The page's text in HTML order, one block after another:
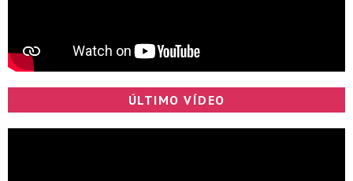
ÚLTIMO VÍDEO